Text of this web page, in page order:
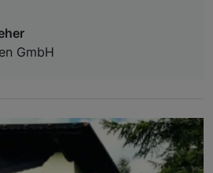
GmbH